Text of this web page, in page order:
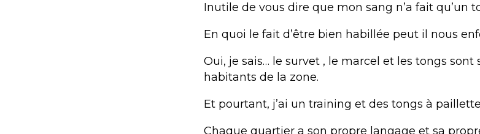
Inutile de vous dire que mon sang n’a fait qu’un
En quoi le fait d’être bien habillée peut il nous
Oui, je sais… le survet , le marcel et les tongs sont
habitants de la zone.
Et pourtant, j’ai un training et des tongs à
Chaque quartier a son propre langage et sa